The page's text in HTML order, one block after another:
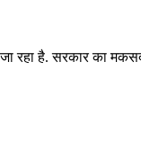
है. सरकार का